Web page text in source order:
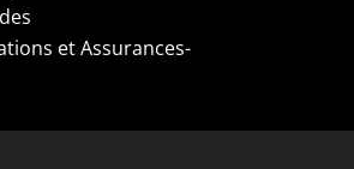
et Assurances-